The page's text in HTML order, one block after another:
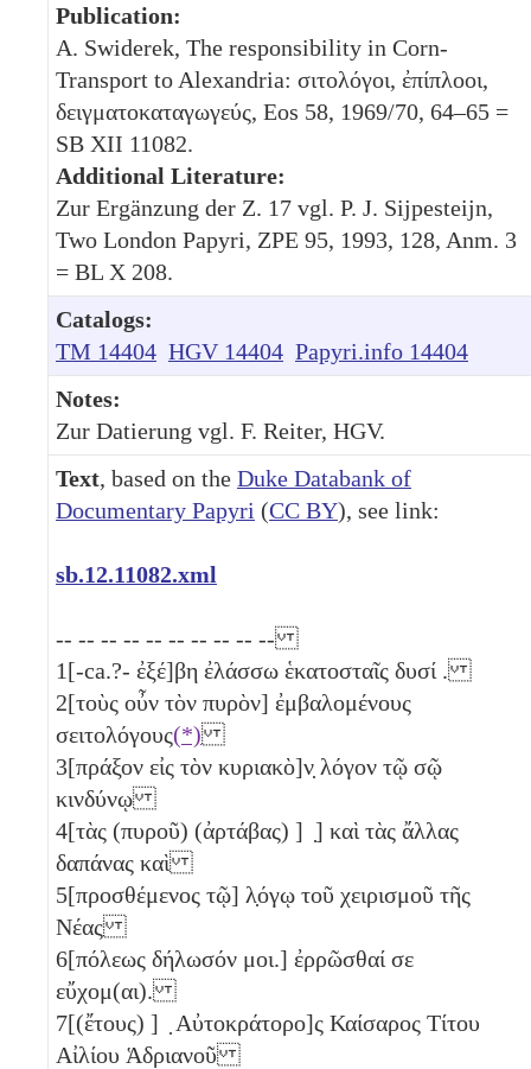
Publication:
A. Swiderek, The responsibility in Corn-
Transport to Alexandria: σιτολόγοι, ἐπίπλοοι,
δειγματοκαταγωγεύς, Eos 58, 1969/70, 64–65 =
SB XII 11082.
Additional Literature:
Zur Ergänzung der Z. 17 vgl. P. J. Sijpesteijn,
Two London Papyri, ZPE 95, 1993, 128, Anm. 3
= BL X 208.
Catalogs:
TM 14404 HGV 14404 Papyri.info 14404
Notes:
Zur Datierung vgl. F. Reiter, HGV.
Text, based on the Duke Databank of
Documentary Papyri (CC BY), see link:
sb.12.11082.xml
-- -- -- -- -- -- -- -- -- --
1[-ca.?- ἐξέ]βη ἐλάσσω ἑκατοσταῖς δυσί .
2[τοὺς οὖν τὸν πυρὸν] ἐμβαλομένους
σειτολόγους(*)
3[πράξον εἰς τὸν κυριακὸ]ν̣ λόγον τῷ σῷ
κινδύνῳ
4[τὰς (πυροῦ) (ἀρτάβας) ] ̣] καὶ τὰς ἄλλας
δαπάνας καὶ
5[προσθέμενος τῷ] λ̣όγῳ τοῦ χειρισμοῦ τῆς
Νέας
6[πόλεως δήλωσόν μοι.] ἐρρῶσθαί σε
εὔχομ(αι).
7[(ἔτους) ] ̣ Αὐτοκράτορο]ς Καίσαρος Τίτου
Αἰλίου Ἁδριανοῦ